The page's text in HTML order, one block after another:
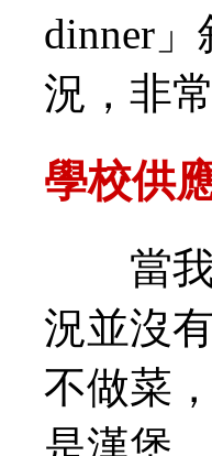
dinner
況，非
學校供
當我
況並沒
不做菜
是漢堡